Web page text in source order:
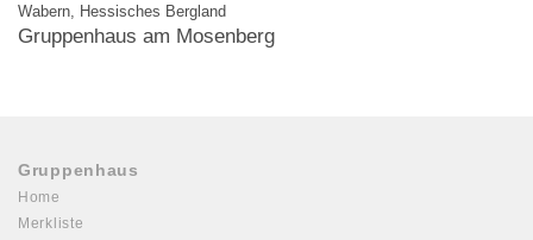
Wabern, Hessisches Bergland
Gruppenhaus am Mosenberg
Gruppenhaus
Home
Merkliste